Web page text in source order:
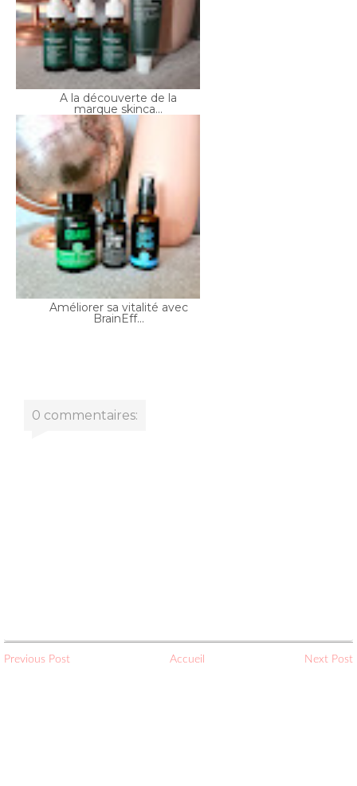
A la découverte de la
marque skinca...
Améliorer sa vitalité avec
BrainEff...